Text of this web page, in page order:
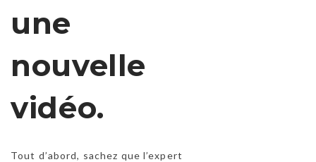
une
nouvelle
vidéo.
Tout d’abord, sachez que l’expert